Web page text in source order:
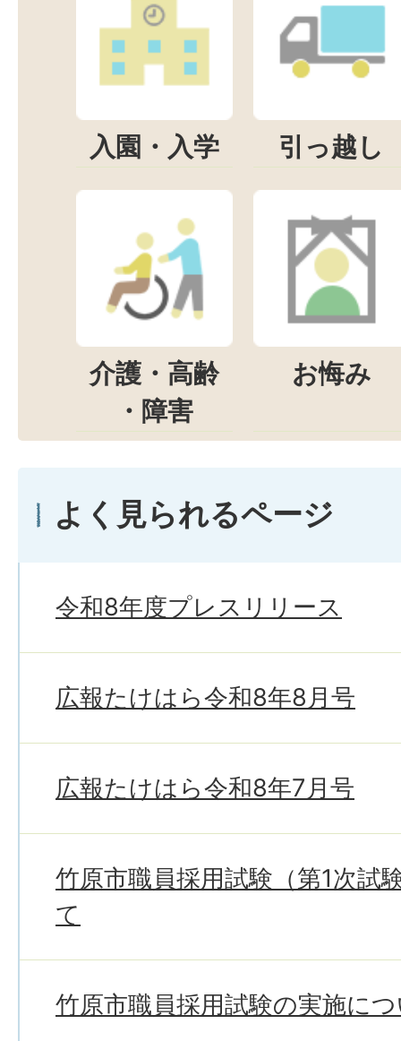
入園・入学 引っ越し
介護・高齢
・障害
お悔み
よく見られるページ
令和8年度プレスリリース
広報たけはら令和8年8月号
広報たけはら令和8年7月号
竹原市職員採用試験（第1次試
て
竹原市職員採用試験の実施に